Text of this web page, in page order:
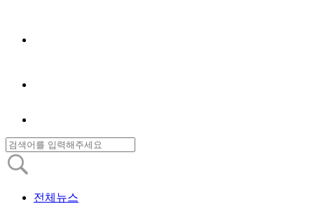
전체뉴스